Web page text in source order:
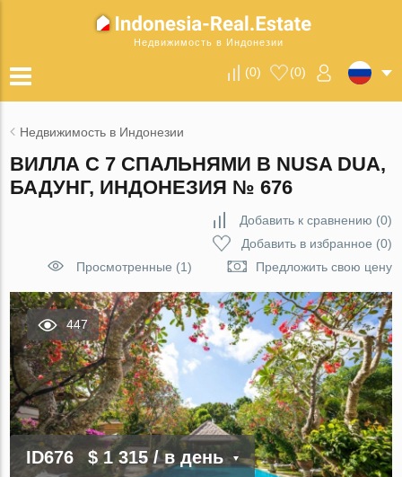
Недвижимость в Индонезии
(0) (0)
Недвижимость в Индонезии
ВИЛЛА С 7 СПАЛЬНЯМИ В NUSA DUA,
БАДУНГ, ИНДОНЕЗИЯ № 676
Добавить к сравнению (0)
Добавить в избранное (0)
Просмотренные (1)
Предложить свою цену
447
ID676 $ 1 315/ в день